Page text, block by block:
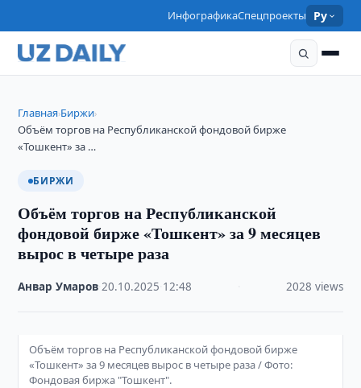
ИнфографикаСпецпроекты Ру
Главная›Биржи›
Объём торгов на Республиканской фондовой бирже
«Тошкент» за …
БИРЖИ
Объём торгов на Республиканской
фондовой бирже «Тошкент» за 9 месяцев
вырос в четыре раза
Анвар Умаров ·20.10.2025 12:48 2028 views
Объём торгов на Республиканской фондовой бирже
«Тошкент» за 9 месяцев вырос в четыре раза / Фото:
Фондовая биржа "Тошкент".